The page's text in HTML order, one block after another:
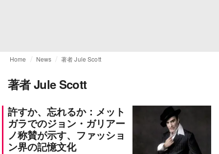
Home News 著者 Jule Scott
著者 Jule Scott
許すか、忘れるか：メット
ガラでのジョン・ガリアー
ノ称賛が示す、ファッショ
ン界の記憶文化